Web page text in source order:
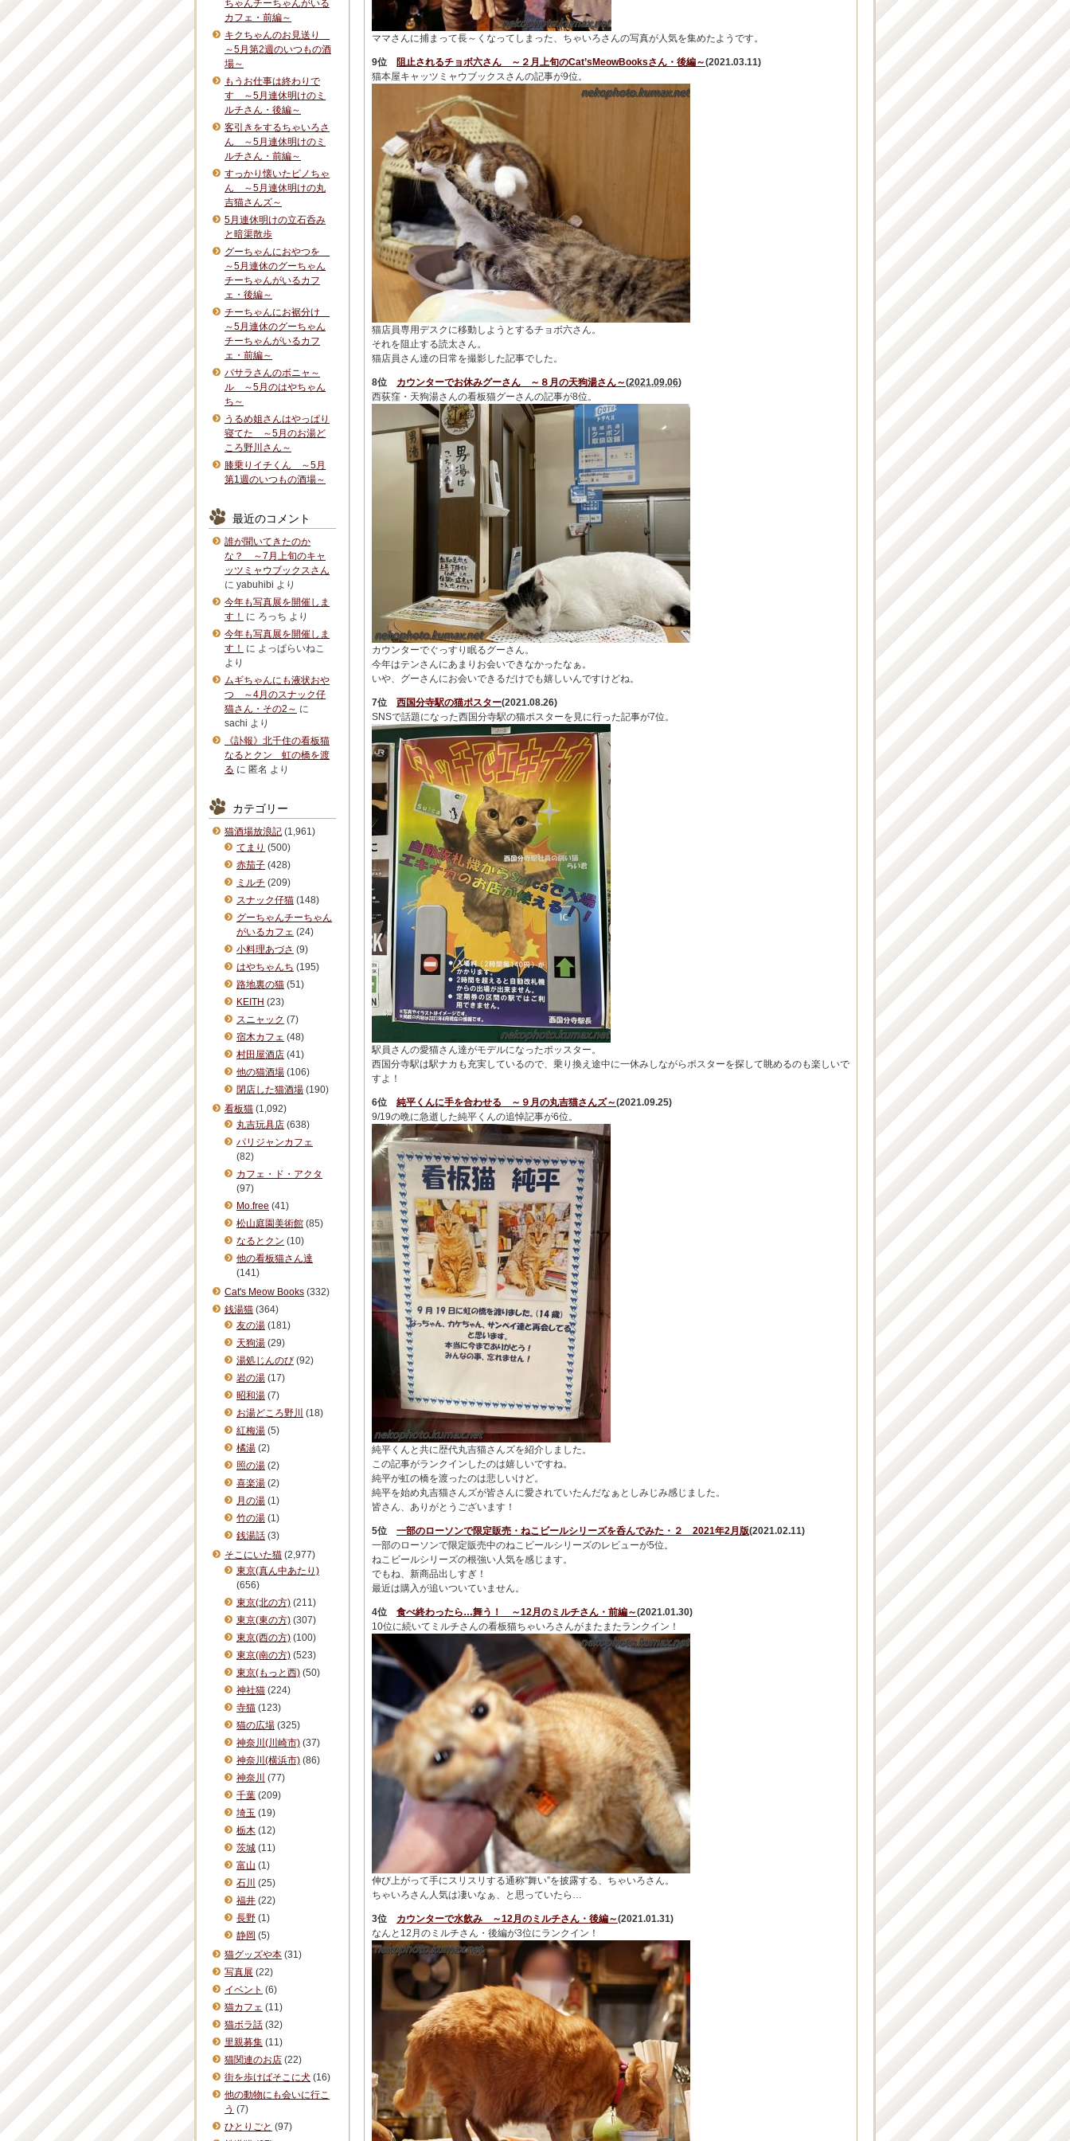
ママさんに捕まって長～くなってしまった、ちゃいろさんの写真が人気を集めたようです。
9位 阻止されるチョボ六さん ～２月上旬のCat’sMeowBooksさん・後編～(2021.03.11)
猫本屋キャッツミャウブックスさんの記事が9位。
猫店員専用デスクに移動しようとするチョボ六さん。
それを阻止する読太さん。
猫店員さん達の日常を撮影した記事でした。
8位 カウンターでお休みグーさん ～８月の天狗湯さん～(2021.09.06)
西荻窪・天狗湯さんの看板猫グーさんの記事が8位。
カウンターでぐっすり眠るグーさん。
今年はテンさんにあまりお会いできなかったなぁ。
いや、グーさんにお会いできるだけでも嬉しいんですけどね。
7位 西国分寺駅の猫ポスター(2021.08.26)
SNSで話題になった西国分寺駅の猫ポスターを見に行った記事が7位。
駅員さんの愛猫さん達がモデルになったポッスター。
西国分寺駅は駅ナカも充実しているので、乗り換え途中に一休みしながらポスターを探して眺めるのも楽しいで
すよ！
6位 純平くんに手を合わせる ～９月の丸吉猫さんズ～(2021.09.25)
9/19の晩に急逝した純平くんの追悼記事が6位。
純平くんと共に歴代丸吉猫さんズを紹介しました。
この記事がランクインしたのは嬉しいですね。
純平が虹の橋を渡ったのは悲しいけど。
純平を始め丸吉猫さんズが皆さんに愛されていたんだなぁとしみじみ感じました。
皆さん、ありがとうございます！
5位 一部のローソンで限定販売・ねこビールシリーズを呑んでみた・２ 2021年2月版(2021.02.11)
一部のローソンで限定販売中のねこビールシリーズのレビューが5位。
ねこビールシリーズの根強い人気を感じます。
でもね、新商品出しすぎ！
最近は購入が追いついていません。
4位 食べ終わったら…舞う！ ～12月のミルチさん・前編～(2021.01.30)
10位に続いてミルチさんの看板猫ちゃいろさんがまたまたランクイン！
伸び上がって手にスリスリする通称”舞い”を披露する、ちゃいろさん。
ちゃいろさん人気は凄いなぁ、と思っていたら…
3位 カウンターで水飲み ～12月のミルチさん・後編～(2021.01.31)
なんと12月のミルチさん・後編が3位にランクイン！
ちゃんチーちゃんがいる
カフェ・前編～
キクちゃんのお見送り
～5月第2週のいつもの酒
場～
もうお仕事は終わりで
す ～5月連休明けのミ
ルチさん・後編～
客引きをするちゃいろさ
ん ～5月連休明けのミ
ルチさん・前編～
すっかり懐いたピノちゃ
ん ～5月連休明けの丸
吉猫さんズ～
5月連休明けの立石呑み
と暗渠散歩
グーちゃんにおやつを
～5月連休のグーちゃん
チーちゃんがいるカフ
ェ・後編～
チーちゃんにお裾分け
～5月連休のグーちゃん
チーちゃんがいるカフ
ェ・前編～
バサラさんのボニャ～
ル ～5月のはやちゃん
ち～
うるめ姐さんはやっぱり
寝てた ～5月のお湯ど
ころ野川さん～
膝乗りイチくん ～5月
第1週のいつもの酒場～
最近のコメント
誰が聞いてきたのか
な？ ～7月上旬のキャ
ッツミャウブックスさん
に yabuhibi より
今年も写真展を開催しま
す！
に ろっち より
今年も写真展を開催しま
す！
に よっぱらいねこ
より
ムギちゃんにも液状おや
つ ～4月のスナック仔
猫さん・その2～ に
sachi より
《訃報》北千住の看板猫
なるとクン 虹の橋を渡
る に 匿名 より
カテゴリー
猫酒場放浪記 (1,961)
てまり (500)
赤茄子 (428)
ミルチ (209)
スナック仔猫 (148)
グーちゃんチーちゃん
がいるカフェ (24)
小料理あづさ (9)
はやちゃんち (195)
路地裏の猫 (51)
KEITH (23)
スニャック (7)
宿木カフェ (48)
村田屋酒店 (41)
他の猫酒場 (106)
閉店した猫酒場 (190)
看板猫 (1,092)
丸吉玩具店 (638)
パリジャンカフェ
(82)
カフェ・ド・アクタ
(97)
Mo.free (41)
松山庭園美術館 (85)
なるとクン (10)
他の看板猫さん達
(141)
Cat's Meow Books (332)
銭湯猫 (364)
友の湯 (181)
天狗湯 (29)
湯処じんのび (92)
岩の湯 (17)
昭和湯 (7)
お湯どころ野川 (18)
紅梅湯 (5)
橘湯 (2)
照の湯 (2)
喜楽湯 (2)
月の湯 (1)
竹の湯 (1)
銭湯話 (3)
そこにいた猫 (2,977)
東京(真ん中あたり)
(656)
東京(北の方) (211)
東京(東の方) (307)
東京(西の方) (100)
東京(南の方) (523)
東京(もっと西) (50)
神社猫 (224)
寺猫 (123)
猫の広場 (325)
神奈川(川崎市) (37)
神奈川(横浜市) (86)
神奈川 (77)
千葉 (209)
埼玉 (19)
栃木 (12)
茨城 (11)
富山 (1)
石川 (25)
福井 (22)
長野 (1)
静岡 (5)
猫グッズや本 (31)
写真展 (22)
イベント (6)
猫カフェ (11)
猫ボラ話 (32)
里親募集 (11)
猫関連のお店 (22)
街を歩けばそこに犬 (16)
他の動物にも会いに行こ
う (7)
ひとりごと (97)